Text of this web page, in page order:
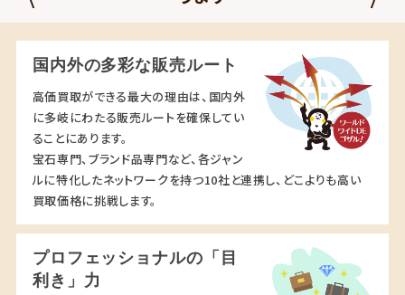
国内外の多彩な販売ルート
高価買取ができる最大の理由は、国内外
に多岐にわたる販売ルートを確保してい
ることにあります。
宝石専門、ブランド品専門など、各ジャン
ルに特化したネットワークを持つ10社と連携し、どこよりも高い
買取価格に挑戦します。
プロフェッショナルの「目
利き」力